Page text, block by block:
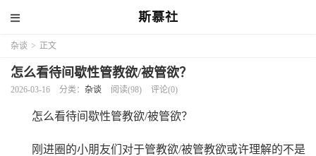
斯慕社
杂谈 > 正文
怎么看待间歇性管教欲/被管欲？
2026-03-16 分类： 杂谈 阅读(98) 评论(0)
怎么看待间歇性管教欲/被管欲？
刚进圈的小朋友们对于管教欲/被管教欲或许理解的不是